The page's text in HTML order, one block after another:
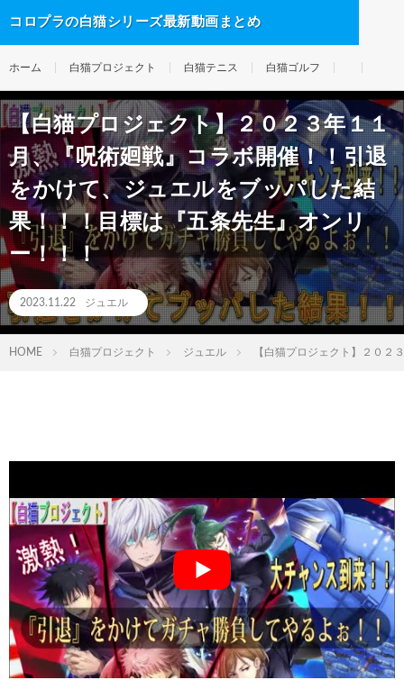
コロプラの白猫シリーズ最新動画まとめ
ホーム 白猫プロジェクト 白猫テニス 白猫ゴルフ
【白猫プロジェクト】２０２３年１１
月、『呪術廻戦』コラボ開催！！引退
をかけて、ジュエルをブッパした結
果！！！目標は『五条先生』オンリ
ー！！！
2023.11.22 ジュエル
HOME 白猫プロジェクト ジュエル 【白猫プロジェクト】２０２